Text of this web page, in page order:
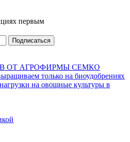
первым
ОТ АГРОФИРМЫ СЕМКО
только на биоудобрениях
на овощные культуры в